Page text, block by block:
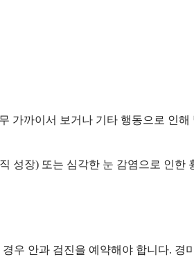
가까이서 보거나 기타 행동으로 인
성장) 또는 심각한 눈 감염으로 인
우 안과 검진을 예약해야 합니다.